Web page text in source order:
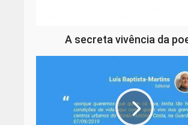
A secreta vivência da